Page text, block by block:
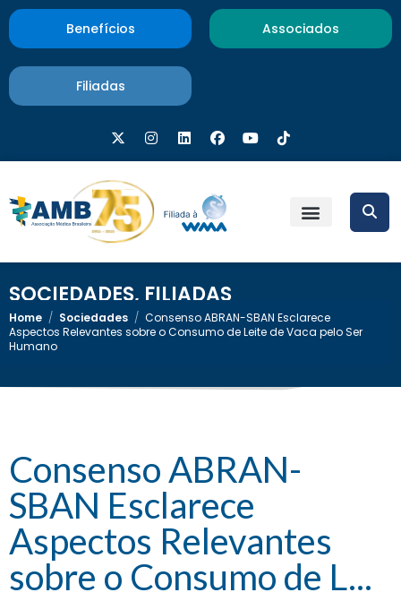
Benefícios Associados
Filiadas
SOCIEDADES, FILIADAS
Home / Sociedades / Consenso ABRAN-SBAN Esclarece
Aspectos Relevantes sobre o Consumo de Leite de Vaca pelo Ser
Humano
Consenso ABRAN-
SBAN Esclarece
Aspectos Relevantes
sobre o Consumo de L...